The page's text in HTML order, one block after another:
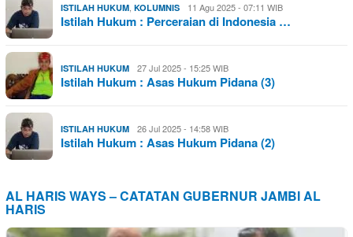
ISTILAH HUKUM, KOLUMNIS 11 Agu 2025 - 07:11 WIB
Istilah Hukum : Perceraian di Indonesia …
ISTILAH HUKUM 27 Jul 2025 - 15:25 WIB
Istilah Hukum : Asas Hukum Pidana (3)
ISTILAH HUKUM 26 Jul 2025 - 14:58 WIB
Istilah Hukum : Asas Hukum Pidana (2)
AL HARIS WAYS – CATATAN GUBERNUR JAMBI AL
HARIS